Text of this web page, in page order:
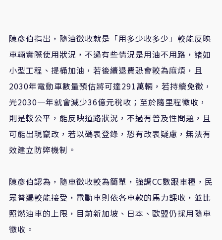
陳彥伯指出，隨油徵收就是「用多少收多少」較能反映
車輛實際使用狀況，不過有些情況是用油不用路，諸如
小型工程、提桶加油，若後續退費恐會較為麻煩，且
2030年電動車數量預估將可達291萬輛，若持續免徵，
光2030一年就會減少36億元稅收；至於隨里程徵收，
則是較公平，能反映道路狀況，不過有普及性問題，且
可能出現竄改，若以碼表登錄，恐有改表疑慮，無法有
效建立防弊機制。
陳彥伯認為，隨車徵收較為簡單，強調CC數跟車種，民
眾普遍較能接受，電動車則依各車款的馬力課收，並比
照燃油車的上限，目前新加坡、日本、歐盟仍採用隨車
徵收。